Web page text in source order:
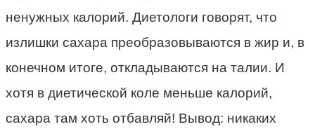
ненужных калорий. Диетологи говорят, что
излишки сахара преобразовываются в жир и, в
конечном итоге, откладываются на талии. И
хотя в диетической коле меньше калорий,
сахара там хоть отбавляй! Вывод: никаких